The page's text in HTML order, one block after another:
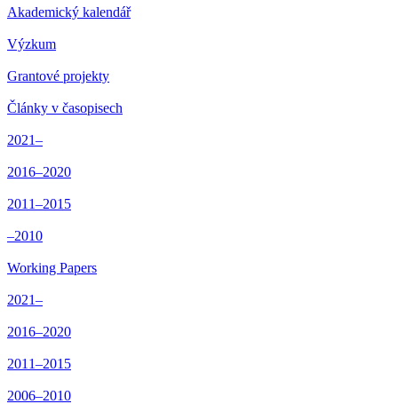
Akademický kalendář
Výzkum
Grantové projekty
Články v časopisech
2021–
2016–2020
2011–2015
–2010
Working Papers
2021–
2016–2020
2011–2015
2006–2010